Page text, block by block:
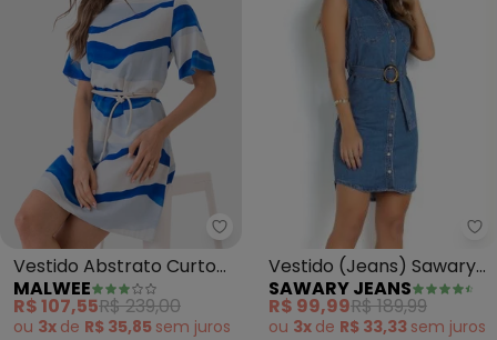
Malwee - Vestido Abstrato
Vestido Abstrato Curto
Amplo em Viscolinho
(Azul)
MALWEE
R$ 107,55R$ 239,00
ou 3x de R$ 35,85 sem juros
Vestido (Jeans) Sawary
com Fechamento em
Botões
SAWARY JEANS
R$ 99,99R$ 189,99
ou 3x de R$ 33,33 sem juros